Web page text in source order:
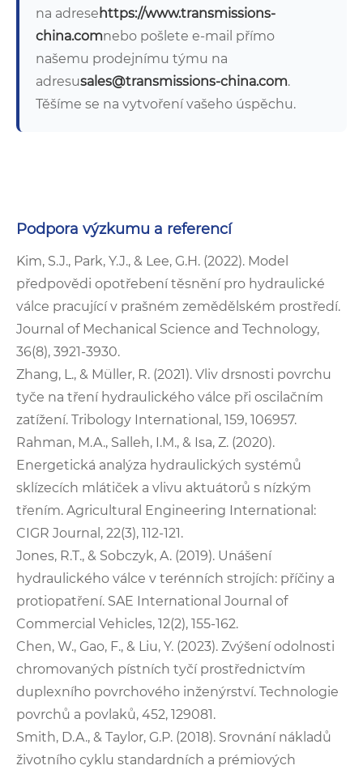
na adrese https://www.transmissions-
china.comnebo pošlete e-mail přímo
našemu prodejnímu týmu na
adresusales@transmissions-china.com.
Těšíme se na vytvoření vašeho úspěchu.
Podpora výzkumu a referencí
Kim, S.J., Park, Y.J., & Lee, G.H. (2022). Model
předpovědi opotřebení těsnění pro hydraulické
válce pracující v prašném zemědělském prostředí.
Journal of Mechanical Science and Technology,
36(8), 3921-3930.
Zhang, L., & Müller, R. (2021). Vliv drsnosti povrchu
tyče na tření hydraulického válce při oscilačním
zatížení. Tribology International, 159, 106957.
Rahman, M.A., Salleh, I.M., & Isa, Z. (2020).
Energetická analýza hydraulických systémů
sklízecích mlátiček a vlivu aktuátorů s nízkým
třením. Agricultural Engineering International:
CIGR Journal, 22(3), 112-121.
Jones, R.T., & Sobczyk, A. (2019). Unášení
hydraulického válce v terénních strojích: příčiny a
protiopatření. SAE International Journal of
Commercial Vehicles, 12(2), 155-162.
Chen, W., Gao, F., & Liu, Y. (2023). Zvýšení odolnosti
chromovaných pístních tyčí prostřednictvím
duplexního povrchového inženýrství. Technologie
povrchů a povlaků, 452, 129081.
Smith, D.A., & Taylor, G.P. (2018). Srovnání nákladů
životního cyklu standardních a prémiových